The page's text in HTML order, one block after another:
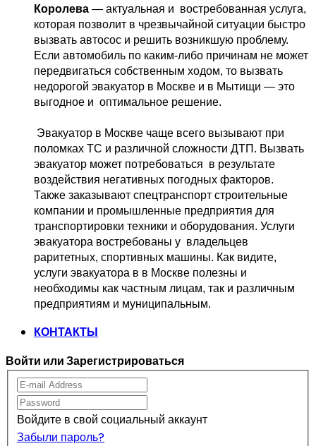
Королева — актуальная и востребованная услуга,
Если автомобиль по каким-либо причинам не может
передвигаться собственным ходом, то вызвать
недорогой эвакуатор в Москве и в Мытищи — это
выгодное и оптимальное решение.
поломках ТС и различной сложности ДТП. Вызвать
эвакуатор может потребоваться  в результате
воздействия негативных погодных факторов.
Также заказывают спецтранспорт строительные
компании и промышленные предприятия для
транспортировки техники и оборудования. Услуги
эвакуатора востребованы у  владельцев
раритетных, спортивных машины. Как видите,
услуги эвакуатора в в Москве полезны и
необходимы как частным лицам, так и различным
предприятиям и муниципальным.
КОНТАКТЫ
Войти или Зарегистрироваться
Войдите в свой социальный аккаунт
Забыли пароль?